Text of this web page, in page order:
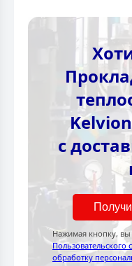
с
Нажимая кнопку, вы
Пользовательского
обработку